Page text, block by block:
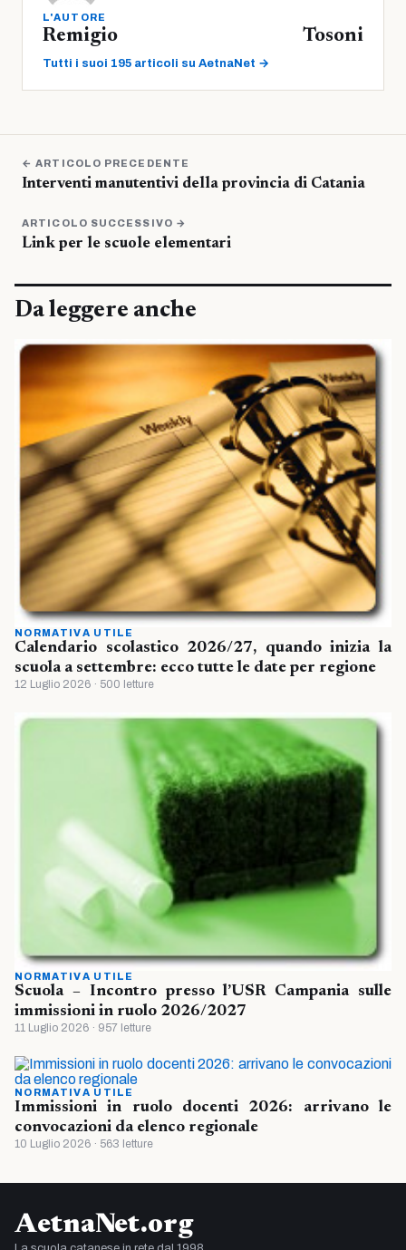
L'AUTORE
Remigio Tosoni
Tutti i suoi 195 articoli su AetnaNet →
← ARTICOLO PRECEDENTE
Interventi manutentivi della provincia di Catania
ARTICOLO SUCCESSIVO →
Link per le scuole elementari
Da leggere anche
NORMATIVA UTILE
Calendario scolastico 2026/27, quando inizia la
scuola a settembre: ecco tutte le date per regione
12 Luglio 2026 · 500 letture
NORMATIVA UTILE
Scuola – Incontro presso l’USR Campania sulle
immissioni in ruolo 2026/2027
11 Luglio 2026 · 957 letture
NORMATIVA UTILE
Immissioni in ruolo docenti 2026: arrivano le
convocazioni da elenco regionale
10 Luglio 2026 · 563 letture
AetnaNet.org